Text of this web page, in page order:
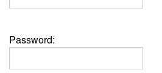
Password: